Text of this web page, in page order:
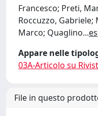
Francesco; Preti,
Roccuzzo,
Marco; Quaglino...
Appare nelle
03A-Articolo su
File in questo